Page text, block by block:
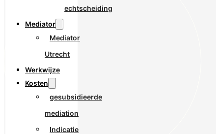
echtscheiding
Mediator
Mediator
Utrecht
Werkwijze
Kosten
gesubsidieerde
mediation
Indicatie